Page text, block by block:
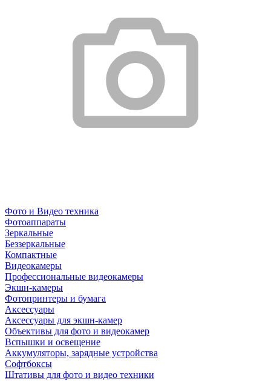
Фото и Видео техника
Фотоаппараты
Зеркальные
Беззеркальные
Компактные
Видеокамеры
Профессиональные видеокамеры
Экшн-камеры
Фотопринтеры и бумага
Аксессуары
Аксессуары для экшн-камер
Объективы для фото и видеокамер
Вспышки и освещение
Аккумуляторы, зарядные устройства
Софтбоксы
Штативы для фото и видео техники